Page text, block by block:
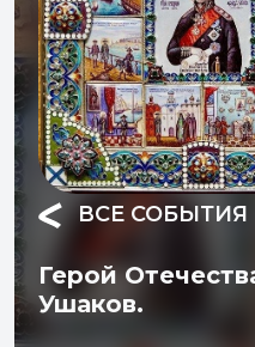
ВСЕ СОБЫТИЯ
Герой
Ушаков.